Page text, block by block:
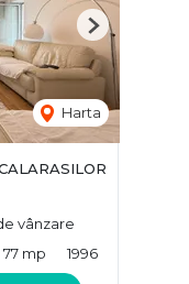
Harta
Next
vânzare
77 mp 1996